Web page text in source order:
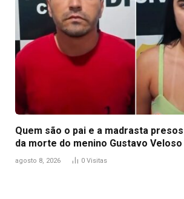
Quem são o pai e a madrasta
da morte do menino Gustavo Veloso
agosto 8, 2026 0 Visitas